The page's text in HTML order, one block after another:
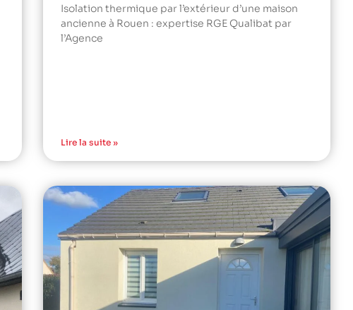
Isolation thermique par l’extérieur d’une maison
ancienne à Rouen : expertise RGE Qualibat par
l’Agence
Lire la suite »